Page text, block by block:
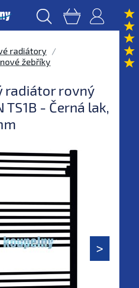
radiátory
žebříky
radiátor rovný
TS1B - Černá lak,